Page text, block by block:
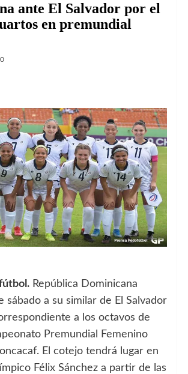
ante El Salvador por el
en premundial
República Dominicana
sábado a su similar de El Salvador
a los octavos de
Premundial Femenino
El cotejo tendrá lugar en
Félix Sánchez a partir de las